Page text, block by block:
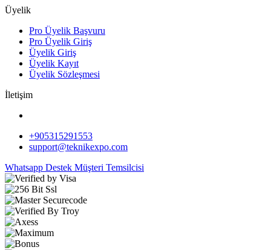
Üyelik
Pro Üyelik Başvuru
Pro Üyelik Giriş
Üyelik Giriş
Üyelik Kayıt
Üyelik Sözleşmesi
İletişim
+905315291553
support@teknikexpo.com
Whatsapp Destek Müşteri Temsilcisi